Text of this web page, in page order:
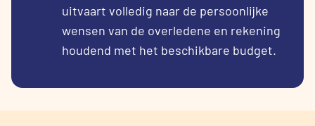
uitvaart volledig naar de persoonlijke
wensen van de overledene en rekening
houdend met het beschikbare budget.